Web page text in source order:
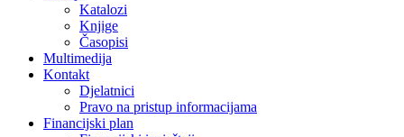
Katalozi
Knjige
Časopisi
Multimedija
Kontakt
Djelatnici
Pravo na pristup informacijama
Financijski plan